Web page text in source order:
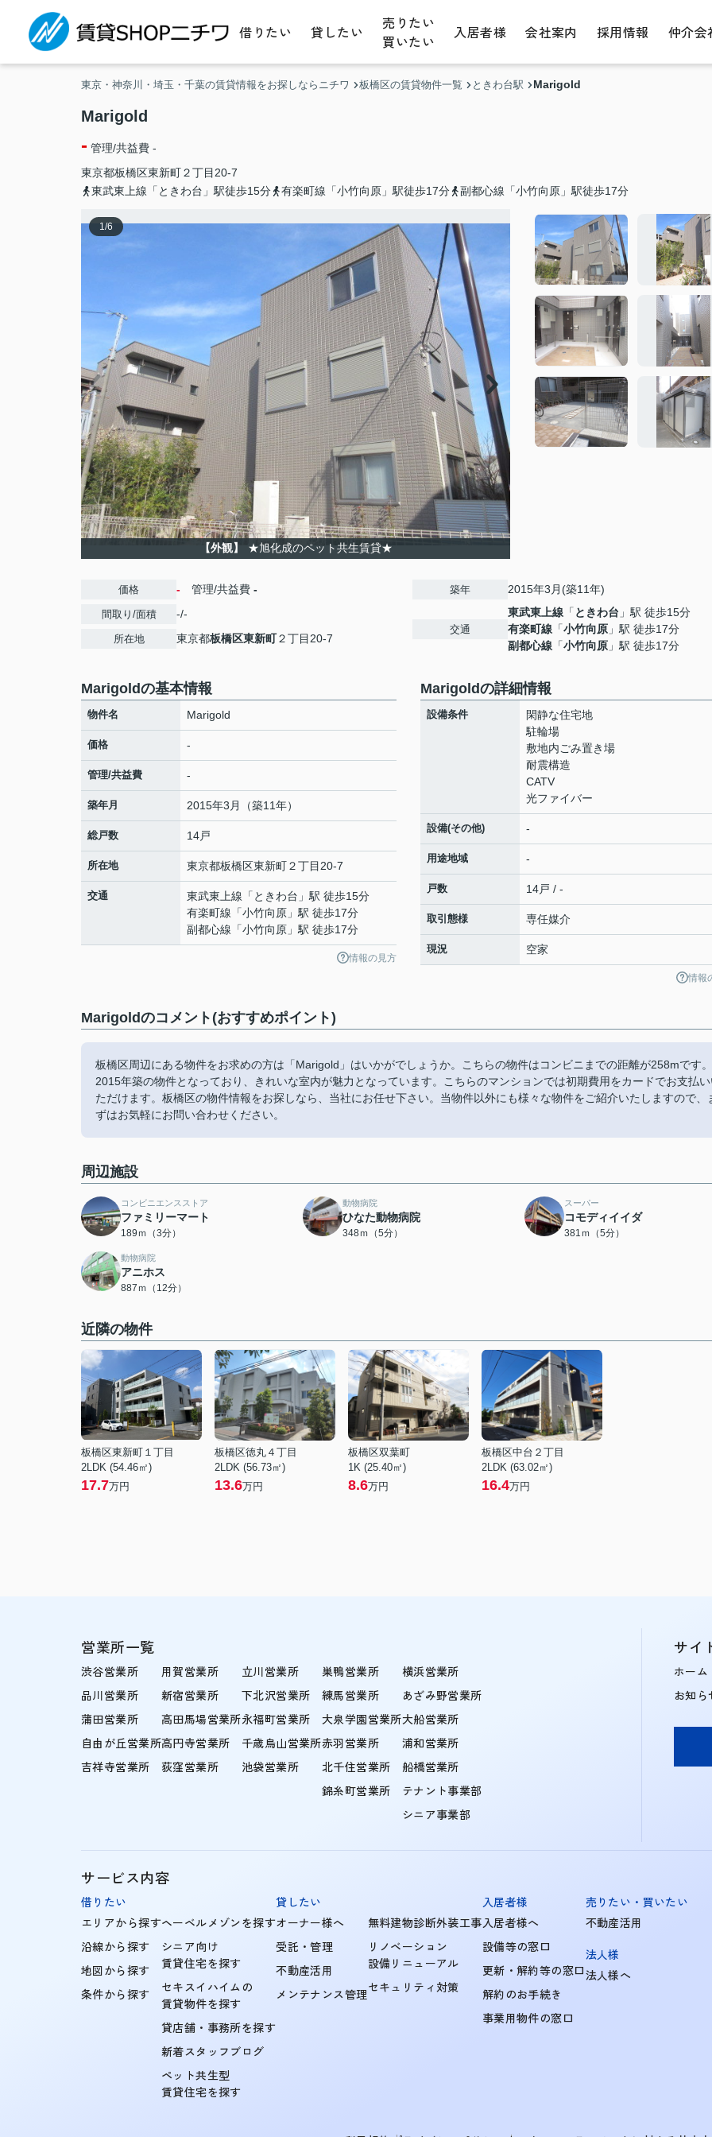
借りたい 貸したい
売りたい
買いたい
入居者様 会社案内 採用情報 仲介会
東京・神奈川・埼玉・千葉の賃貸情報をお探しならニチワ 板橋区の賃貸物件一覧 ときわ台駅 Marigold
Marigold
- 管理/共益費 -
東京都板橋区東新町２丁目20-7
東武東上線「ときわ台」駅徒歩15分
有楽町線「小竹向原」駅徒歩17分 副都心線「小竹向原」駅徒歩17分
1/6
【外観】 ★旭化成のペット共生賃貸★
価格 - 管理/共益費 -
間取り/面積 -/-
所在地 東京都板橋区東新町２丁目20-7
築年 2015年3月(築11年)
交通
東武東上線 「 ときわ台 」駅 徒歩15分
有楽町線 「小竹向原 」駅 徒歩17分
副都心線 「小竹向原 」駅 徒歩17分
Marigoldの基本情報
物件名 Marigold
価格 -
管理/共益費 -
築年月 2015年3月（築11年）
総戸数 14戸
所在地 東京都板橋区東新町２丁目20-7
交通 東武東上線 「 ときわ台 」駅 徒歩15分
有楽町線 「小竹向原 」駅 徒歩17分
副都心線 「小竹向原 」駅 徒歩17分
情報の見方
Marigoldの詳細情報
設備条件
閑静な住宅地
駐輪場
敷地内ごみ置き場
耐震構造
CATV
光ファイバー
設備(その他) -
用途地域 -
戸数 14戸 / -
取引態様 専任媒介
現況 空家
情報
Marigoldのコメント(おすすめポイント)
板橋区周辺にある物件をお求めの方は「Marigold」はいかがでしょうか。こちらの物件はコンビニまでの距離が258mです。
2015年築の物件となっており、きれいな室内が魅力となっています。こちらのマンションでは初期費用をカードでお支払
ただけます。板橋区の物件情報をお探しなら、当社にお任せ下さい。当物件以外にも様々な物件をご紹介いたしますので、
ずはお気軽にお問い合わせください。
周辺施設
コンビニエンスストア
ファミリーマート
189ｍ（3分）
動物病院
ひなた動物病院
348ｍ（5分）
スーパー
コモディイイダ
381ｍ（5分）
動物病院
アニホス
887ｍ（12分）
近隣の物件
板橋区東新町１丁目
2LDK (54.46㎡)
17.7万円
板橋区徳丸４丁目
2LDK (56.73㎡)
13.6万円
板橋区双葉町
1K (25.40㎡)
8.6万円
板橋区中台２丁目
2LDK (63.02㎡)
16.4万円
営業所一覧
渋谷営業所
品川営業所
蒲田営業所
自由が丘営業所
吉祥寺営業所
用賀営業所
新宿営業所
高田馬場営業所
高円寺営業所
荻窪営業所
立川営業所
下北沢営業所
永福町営業所
千歳烏山営業所
池袋営業所
巣鴨営業所
練馬営業所
大泉学園営業所
赤羽営業所
北千住営業所
錦糸町営業所
横浜営業所
あざみ野営業所
大船営業所
浦和営業所
船橋営業所
テナント事業部
シニア事業部
サイ
ホーム
お知ら
サービス内容
借りたい
エリアから探す
沿線から探す
地図から探す
条件から探す
ヘーベルメゾンを探す
シニア向け
賃貸住宅を探す
セキスイハイムの
賃貸物件を探す
貸店舗・事務所を探す
新着スタッフブログ
ペット共生型
賃貸住宅を探す
貸したい
オーナー様へ
受託・管理
不動産活用
メンテナンス管理
無料建物診断外装工事
リノベーション
設備リニューアル
セキュリティ対策
入居者様
入居者様へ
設備等の窓口
更新・解約等の窓口
解約のお手続き
事業用物件の窓口
売りたい・買いたい
不動産活用
法人様
法人様へ